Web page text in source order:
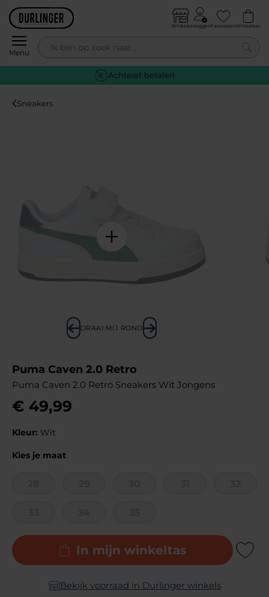
Skip to content
Menu
WinkelsInloggenFavorietenWinkeltas
0
Gratis retourneren
Sneakers
DRAAI MIJ ROND
Puma Caven 2.0 Retro
Puma Caven 2.0 Retro Sneakers Wit Jongens
€ 49,99
Kleur: Wit
Kies je maat
In mijn winkeltas Add to
Bekijk voorraad in Durlinger winkels